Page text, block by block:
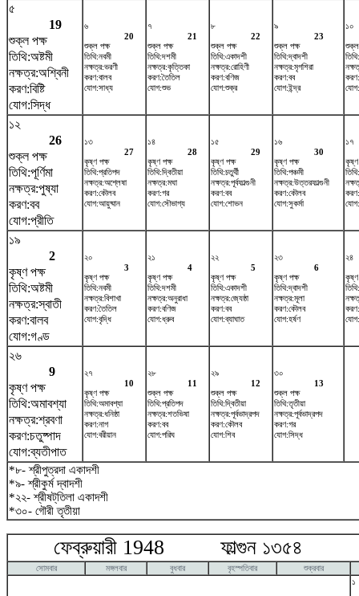
৫
19
শুক্ল পক্ষ
তিথি:অষ্টমী
নক্ষত্র:অশ্বিনী
করণ:বিষ্টি
যোগ:সিদ্ধ
৬
20
শুক্ল পক্ষ
তিথি:নবমী
নক্ষত্র:ভরণী
করণ:বালব
যোগ:সাধ্য
৭
21
শুক্ল পক্ষ
তিথি:দশমী
নক্ষত্র:কৃত্তিকা
করণ:তৈতিল
যোগ:শুভ
৮
22
শুক্ল পক্ষ
তিথি:একাদশী
নক্ষত্র:রোহিণী
করণ:বণিজ
যোগ:শুক্র
৯
23
শুক্ল পক্ষ
তিথি:দ্বাদশী
নক্ষত্র:মৃগশিরা
করণ:বব
যোগ:ইন্দ্র
১০
শুক্ল
১২
26
শুক্ল পক্ষ
তিথি:পূর্ণিমা
নক্ষত্র:পুষ্যা
করণ:বব
যোগ:প্রীতি
১৩
27
কৃষ্ণ পক্ষ
তিথি:প্রতিপদ
নক্ষত্র:অশ্লেষা
করণ:কৌলব
যোগ:আয়ুষ্মান
১৪
28
কৃষ্ণ পক্ষ
তিথি:দ্বিতীয়া
নক্ষত্র:মঘা
করণ:গর
যোগ:সৌভাগ্য
১৫
29
কৃষ্ণ পক্ষ
তিথি:চতুর্থী
নক্ষত্র:পূর্বফাল্গুনী
করণ:বব
যোগ:শোভন
১৬
30
কৃষ্ণ পক্ষ
তিথি:পঞ্চমী
নক্ষত্র:উত্তরফাল্গুনী
করণ:কৌলব
যোগ:সুকর্মা
১৭
কৃষ্ণ
১৯
2
কৃষ্ণ পক্ষ
তিথি:অষ্টমী
নক্ষত্র:স্বাতী
করণ:বালব
যোগ:গণ্ড
২০
3
কৃষ্ণ পক্ষ
তিথি:নবমী
নক্ষত্র:বিশাখা
করণ:তৈতিল
যোগ:বৃদ্ধি
২১
4
কৃষ্ণ পক্ষ
তিথি:দশমী
নক্ষত্র:অনুরাধা
করণ:বণিজ
যোগ:ধ্রুব
২২
5
কৃষ্ণ পক্ষ
তিথি:একাদশী
নক্ষত্র:জ্যেষ্ঠা
করণ:বব
যোগ:ব্যাঘাত
২৩
6
কৃষ্ণ পক্ষ
তিথি:দ্বাদশী
নক্ষত্র:মূলা
করণ:কৌলব
যোগ:হর্ষণ
২৪
কৃষ্ণ
২৬
9
কৃষ্ণ পক্ষ
তিথি:অমাবশ্যা
নক্ষত্র:শ্রবণা
করণ:চতুষ্পাদ
যোগ:ব্যতীপাত
২৭
10
কৃষ্ণ পক্ষ
তিথি:অমাবশ্যা
নক্ষত্র:ধনিষ্ঠা
করণ:নাগ
যোগ:বরীয়ান
২৮
11
শুক্ল পক্ষ
তিথি:প্রতিপদ
নক্ষত্র:শতভিষ‌া
করণ:বব
যোগ:পরিঘ
২৯
12
শুক্ল পক্ষ
তিথি:দ্বিতীয়া
নক্ষত্র:পূর্বভাদ্রপদ
করণ:কৌলব
যোগ:শিব
৩০
13
শুক্ল পক্ষ
তিথি:তৃতীয়া
নক্ষত্র:পূর্বভাদ্রপদ
করণ:গর
যোগ:সিদ্ধ
*৮- শ্রীপুত্রদা একাদশী
*৯- শ্রীকুর্ম দ্বাদশী
*২২- শ্রীষট্‌তিলা একাদশী
*৩০- গৌরী তৃতীয়া
ফেব্রুয়ারী 1948 ফাল্গুন ১৩৫৪
সোমবার মঙ্গলবার বুধবার বৃহস্পতিবার
শুক্রবার
১